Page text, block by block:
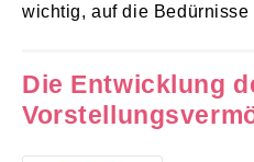
wichtig, auf die Bedürnisse
Die Entwicklung